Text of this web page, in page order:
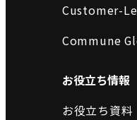
Customer-
Commune
お役立ち情報
お役立ち資料